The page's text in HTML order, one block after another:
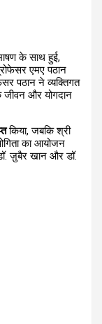
के साथ हुई,
एमए पठान
पठान ने व्यक्तिगत
जीवन और योगदान
किया,जबकि श्री
का आयोजन
ज़ुबैर खान और डॉ.